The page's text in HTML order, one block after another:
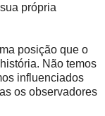
própria
posição que o
Não temos
influenciados
os observadores